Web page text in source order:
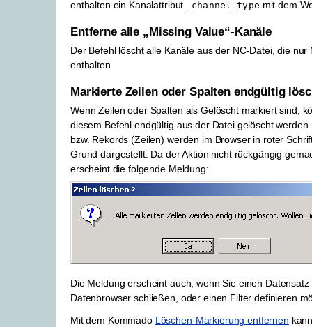
enthalten ein Kanalattribut
_channel_type mit dem
Entferne alle „Missing Value“-Kanäle
Der Befehl löscht alle Kanäle aus der NC-Datei, die nur
enthalten.
Markierte Zeilen oder Spalten endgültig
Wenn Zeilen oder Spalten als Gelöscht markiert sind,
diesem Befehl endgültig aus der Datei gelöscht
bzw. Rekords (Zeilen) werden im Browser in roter
Grund dargestellt. Da der Aktion nicht rückgängig
erscheint die folgende Meldung:
Die Meldung erscheint auch, wenn Sie einen
Datenbrowser schließen, oder einen Filter definieren
Mit dem Kommado Löschen-Markierung entfernen